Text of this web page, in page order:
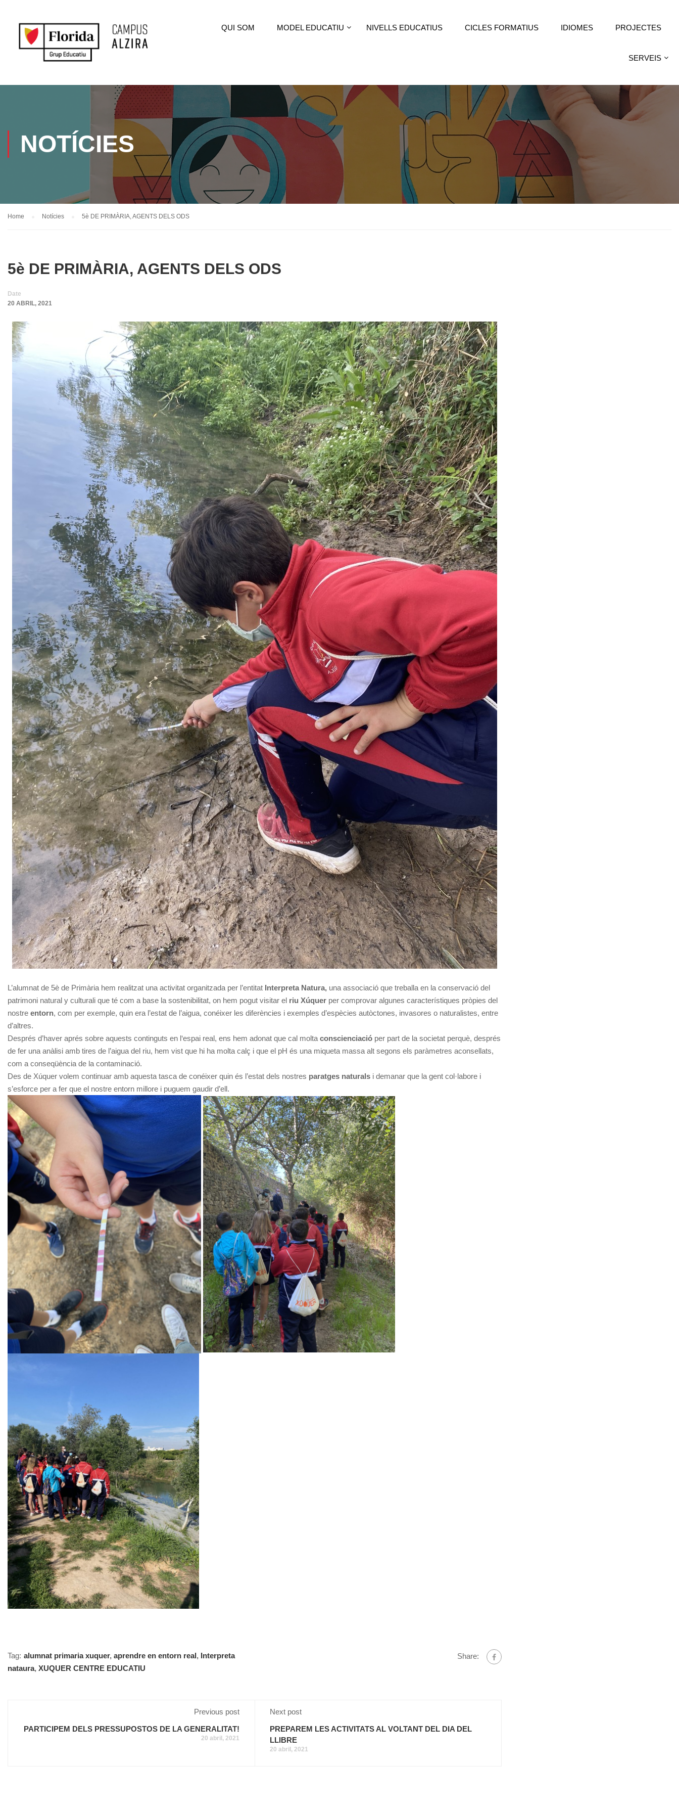
QUI SOM MODEL EDUCATIU NIVELLS EDUCATIUS CICLES FORMATIUS IDIOMES PROJECTES
SERVEIS
NOTÍCIES
Home Notícies 5è DE PRIMÀRIA, AGENTS DELS ODS
5è DE PRIMÀRIA, AGENTS DELS ODS
Date
20 ABRIL, 2021
L’alumnat de 5è de Primària hem realitzat una activitat organitzada per l’entitat Interpreta Natura, una associació que treballa en la conservació del
patrimoni natural y culturali que té com a base la sostenibilitat, on hem pogut visitar el riu Xúquer per comprovar algunes característiques pròpies del
nostre entorn, com per exemple, quin era l’estat de l’aigua, conéixer les diferències i exemples d’espècies autòctones, invasores o naturalistes, entre
d’altres.
Després d’haver aprés sobre aquests continguts en l‘espai real, ens hem adonat que cal molta conscienciació per part de la societat perquè, després
de fer una anàlisi amb tires de l’aigua del riu, hem vist que hi ha molta calç i que el pH és una miqueta massa alt segons els paràmetres aconsellats,
com a conseqüència de la contaminació.
Des de Xúquer volem continuar amb aquesta tasca de conéixer quin és l’estat dels nostres paratges naturals i demanar que la gent col·labore i
s’esforce per a fer que el nostre entorn millore i puguem gaudir d’ell.
Tag: alumnat primaria xuquer, aprendre en entorn real, Interpreta
nataura, XUQUER CENTRE EDUCATIU
Share:
Previous post
PARTICIPEM DELS PRESSUPOSTOS DE LA GENERALITAT!
20 abril, 2021
Next post
PREPAREM LES ACTIVITATS AL VOLTANT DEL DIA DEL
LLIBRE
20 abril, 2021